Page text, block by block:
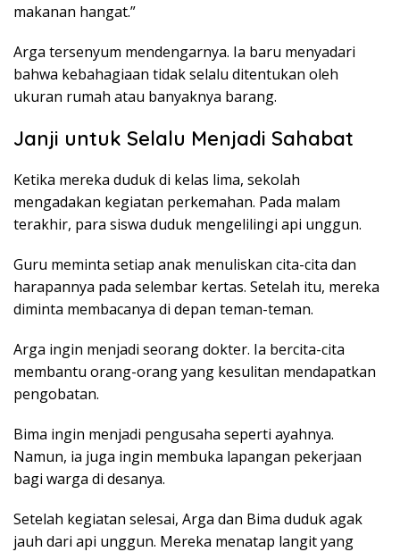
makanan hangat.”
Arga tersenyum mendengarnya. Ia baru menyadari
bahwa kebahagiaan tidak selalu ditentukan oleh
ukuran rumah atau banyaknya barang.
Janji untuk Selalu Menjadi Sahabat
Ketika mereka duduk di kelas lima, sekolah
mengadakan kegiatan perkemahan. Pada malam
terakhir, para siswa duduk mengelilingi api unggun.
Guru meminta setiap anak menuliskan cita-cita dan
harapannya pada selembar kertas. Setelah itu, mereka
diminta membacanya di depan teman-teman.
Arga ingin menjadi seorang dokter. Ia bercita-cita
membantu orang-orang yang kesulitan mendapatkan
pengobatan.
Bima ingin menjadi pengusaha seperti ayahnya.
Namun, ia juga ingin membuka lapangan pekerjaan
bagi warga di desanya.
Setelah kegiatan selesai, Arga dan Bima duduk agak
jauh dari api unggun. Mereka menatap langit yang